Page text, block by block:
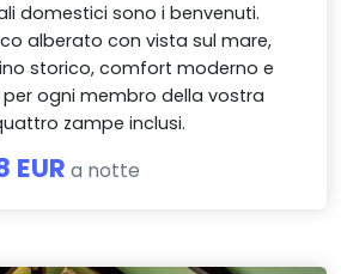
domestici sono i benvenuti.
alberato con vista sul mare,
storico, comfort moderno e
ogni membro della vostra
zampe inclusi.
EUR a notte